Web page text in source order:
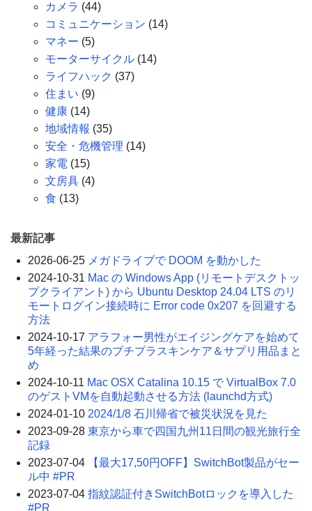
カメラ (44)
コミュニケーション (14)
マネー (5)
モーターサイクル (14)
ライフハック (37)
住まい (9)
健康 (14)
地域情報 (35)
安全・危機管理 (14)
家電 (15)
文房具 (4)
食 (13)
最新記事
2026-06-25 メガドライブで DOOM を動かした
2024-10-31 Mac の Windows App (リモートデスクトッ
プクライアント) から Ubuntu Desktop 24.04 LTS のリ
モートログイン接続時に Error code 0x207 を回避する
方法
2024-10-17 アラフォー男性がエイジングケアを始めて
5年経った結果のプチプラスキンケア＆サプリ用品まと
め
2024-10-11 Mac OSX Catalina 10.15 で VirtualBox 7.0
のゲストVMを自動起動させる方法 (launchd方式)
2024-01-10 2024/1/8 石川帰省で被災状況を見た
2023-09-28 東京から車で四国九州11日間の観光旅行全
記録
2023-07-04
【最大17,50円OFF】SwitchBot製品がセー
ル中 #PR
2023-07-04 指紋認証付きSwitchBotロックを導入した
#PR